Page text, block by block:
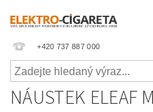
+420 737 887 000
NÁUSTEK ELEAF